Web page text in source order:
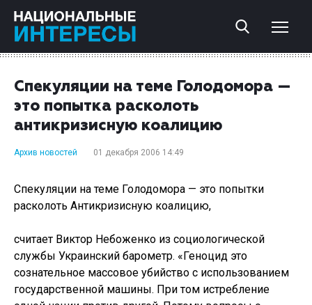
Спекуляции на теме Голодомора —
это попытка расколоть
антикризисную коалицию
Архив новостей 01 декабря 2006 14:49
Спекуляции на теме Голодомора — это попытки
расколоть Антикризисную коалицию,
считает Виктор Небоженко из социологической
службы Украинский барометр. «Геноцид это
сознательное массовое убийство с использованием
государственной машины. При том истребление